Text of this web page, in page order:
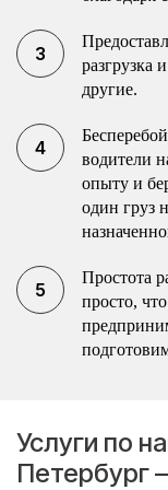
разгрузка
другие.
водители
опыту и
один груз
Простота
просто,
Услуги по
Петербург